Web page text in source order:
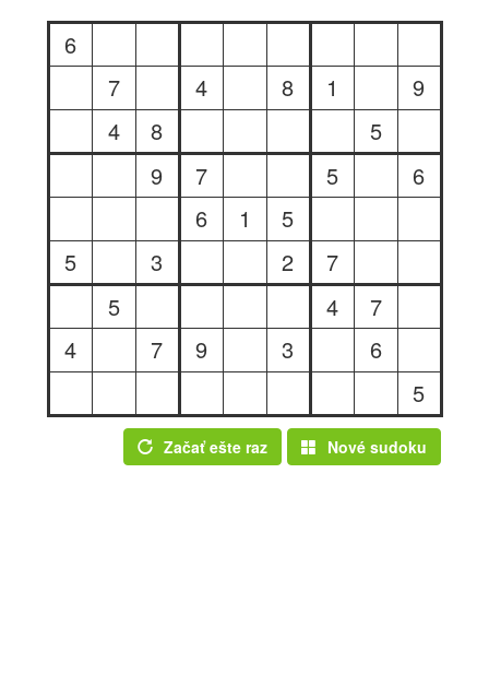
6
7
4 8 1
9
4
8
5
9
7 5
6
6
1
5
5
3 2
7
5
4
7
4
7 9 3
6
5
Začať ešte raz Nové sudoku